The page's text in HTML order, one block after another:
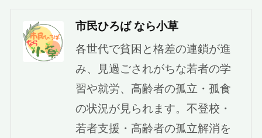
市民ひろば なら小草
各世代で貧困と格差の連鎖が進
み、見過ごされがちな若者の学
習や就労、高齢者の孤立・孤食
の状況が見られます。不登校・
若者支援・高齢者の孤立解消を